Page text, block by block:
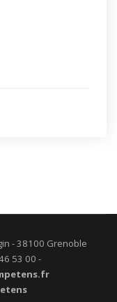
- 38100 Grenoble
53 00 -